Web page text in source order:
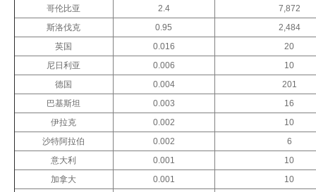
哥伦比亚
2.4
7,872
斯洛伐克
0.95
2,484
英国
0.016
20
尼日利亚
0.006
10
德国
0.004
201
巴基斯坦
0.003
16
伊拉克
0.002
10
沙特阿拉伯
0.002
6
意大利
0.001
10
加拿大
0.001
10